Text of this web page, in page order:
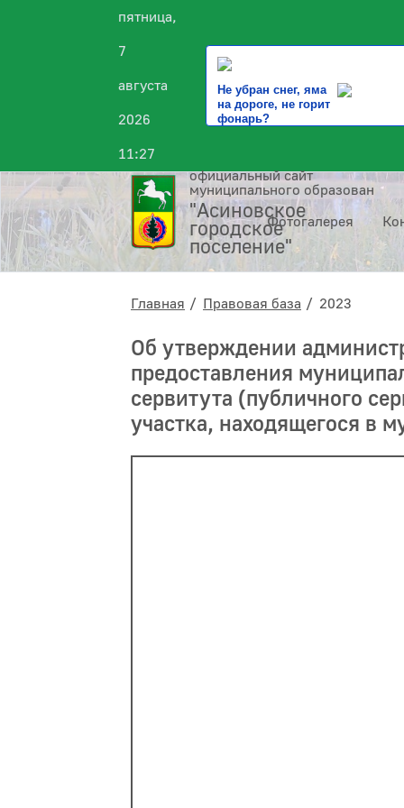
пятница,
7
августа
2026
11:27
Не убран снег, яма
на дороге, не горит
фонарь?
официальный сайт
муниципального образования
"Асиновское
городское
поселение"
Фотогалерея
Главная Правовая база 2023
Об утверждении
предоставления
сервитута (публичного
участка, находящегося в